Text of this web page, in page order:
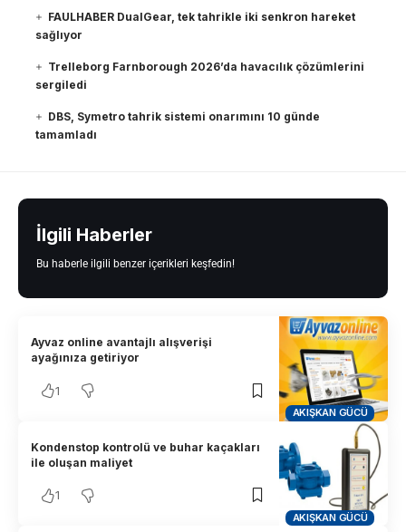
FAULHABER DualGear, tek tahrikle iki senkron hareket
sağlıyor
Trelleborg Farnborough 2026’da havacılık çözümlerini
sergiledi
DBS, Symetro tahrik sistemi onarımını 10 günde
tamamladı
İlgili Haberler
Bu haberle ilgili benzer içerikleri keşfedin!
AKIŞKAN GÜCÜ
Ayvaz online avantajlı alışverişi
ayağınıza getiriyor
1
AKIŞKAN GÜCÜ
Kondenstop kontrolü ve buhar kaçakları
ile oluşan maliyet
1